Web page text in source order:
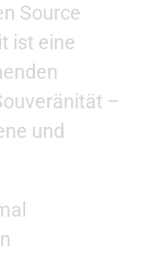
Source
ist eine
–
und